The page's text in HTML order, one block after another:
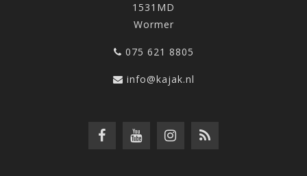
1531MD
Wormer
075 621 8805
info@kajak.nl